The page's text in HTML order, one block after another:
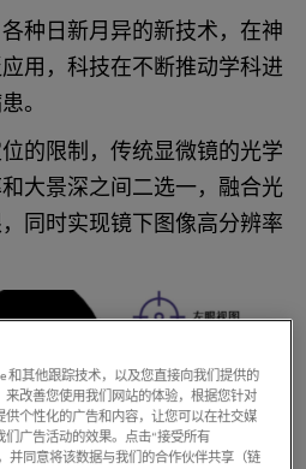
种日新月异的新技术，在神
用，科技在不断推动学科进
。
的限制，传统显微镜的光学
大景深之间二选一，融合光
同时实现镜下图像高分辨率
和其他跟踪技术，以及您直接向我们提供的
改善您使用我们网站的体验，根据您针对
个性化的广告和内容，让您可以在社交媒
广告活动的效果。点击“接受所有
并同意将该数据与我们的合作伙伴共享（链